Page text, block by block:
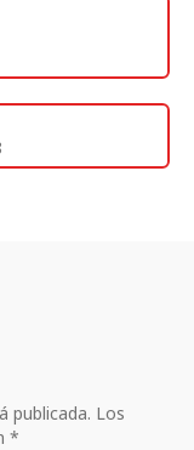
publicada. Los
*